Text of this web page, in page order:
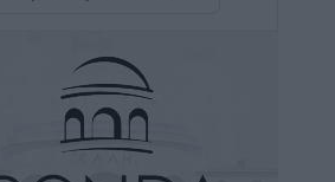
μπήκε παράνομα σε
στο Μαστιχάρι –